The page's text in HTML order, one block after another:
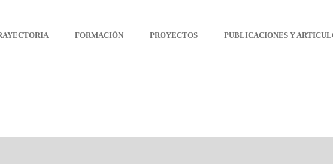
FORMACIÓN PROYECTOS PUBLICACIONES Y